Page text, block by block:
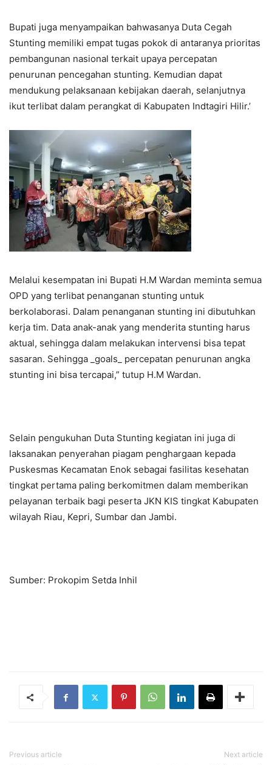
Bupati juga menyampaikan bahwasanya Duta Cegah
Stunting memiliki empat tugas pokok di antaranya prioritas
pembangunan nasional terkait upaya percepatan
penurunan pencegahan stunting. Kemudian dapat
mendukung pelaksanaan kebijakan daerah, selanjutnya
ikut terlibat dalam perangkat di Kabupaten Indtagiri Hilir.’
Melalui kesempatan ini Bupati H.M Wardan meminta semua
OPD yang terlibat penanganan stunting untuk
berkolaborasi. Dalam penanganan stunting ini dibutuhkan
kerja tim. Data anak-anak yang menderita stunting harus
aktual, sehingga dalam melakukan intervensi bisa tepat
sasaran. Sehingga _goals_ percepatan penurunan angka
stunting ini bisa tercapai,” tutup H.M Wardan.
Selain pengukuhan Duta Stunting kegiatan ini juga di
laksanakan penyerahan piagam penghargaan kepada
Puskesmas Kecamatan Enok sebagai fasilitas kesehatan
tingkat pertama paling berkomitmen dalam memberikan
pelayanan terbaik bagi peserta JKN KIS tingkat Kabupaten
wilayah Riau, Kepri, Sumbar dan Jambi.
Sumber: Prokopim Setda Inhil
Previous article Next article